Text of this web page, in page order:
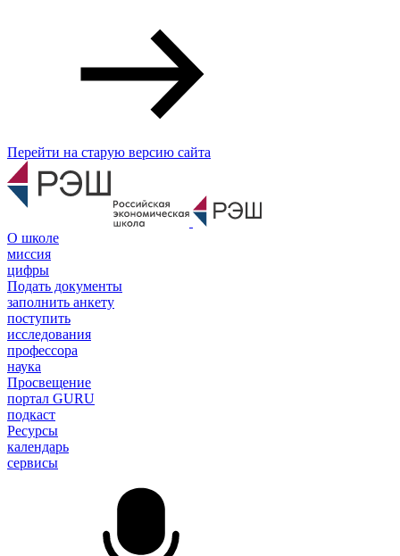
Перейти на старую версию сайта
О школе
миссия
цифры
Подать документы
заполнить анкету
поступить
исследования
профессора
наука
Просвещение
портал GURU
подкаст
Ресурсы
календарь
сервисы